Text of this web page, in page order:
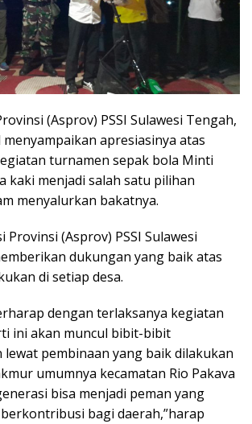
(Asprov) PSSI Sulawesi Tengah,
menyampaikan apresiasinya atas
turnamen sepak bola Minti
kaki menjadi salah satu pilihan
menyalurkan bakatnya.
Provinsi (Asprov) PSSI Sulawesi
dukungan yang baik atas
di setiap desa.
dengan terlaksanya kegiatan
ini akan muncul bibit-bibit
lewat pembinaan yang baik dilakukan
umumnya kecamatan Rio Pakava
bisa menjadi peman yang
bagi daerah,”harap